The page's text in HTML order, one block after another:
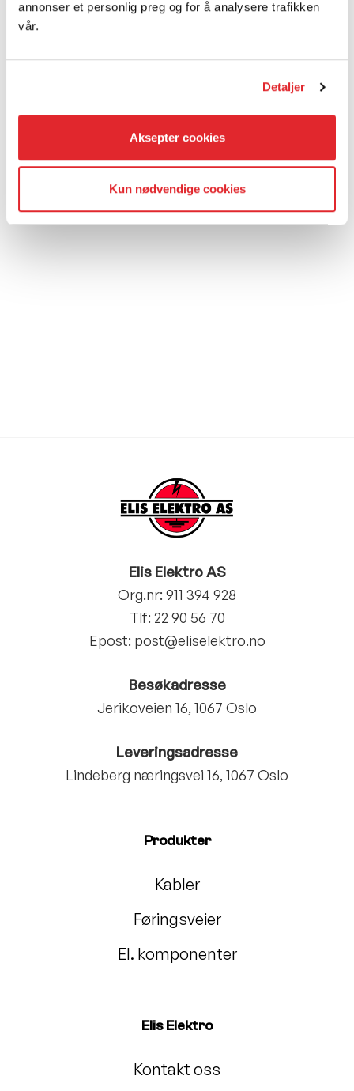
annonser et personlig preg og for å analysere trafikken
vår.
Detaljer
Aksepter cookies
Kun nødvendige cookies
Elis Elektro AS
Org.nr: 911 394 928
Tlf: 22 90 56 70
Epost: post@eliselektro.no
Leveringsadresse
Lindeberg næringsvei 16, 1067 Oslo
Besøkadresse
Jerikoveien 16, 1067 Oslo
Produkter
Kabler
Føringsveier
El. komponenter
Elis Elektro
Kontakt oss